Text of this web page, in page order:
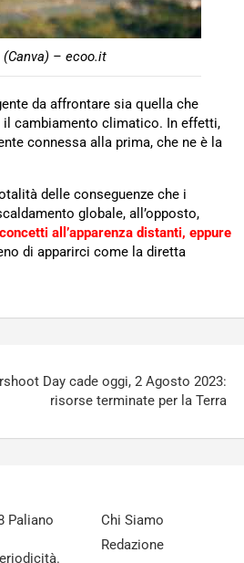
– ecoo.it
da affrontare sia quella che
il cambiamento climatico. In effetti,
connessa alla prima, che ne è la
delle conseguenze che i
globale, all’opposto,
all’apparenza distanti, eppure
di apparirci come la diretta
Day cade oggi, 2 Agosto 2023:
risorse terminate per la Terra
Paliano
Chi Siamo
Redazione